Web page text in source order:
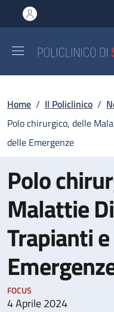
al contenuto principale
to footer content
Briciole di
Home / Il Policlinico /
Polo chirurgico, delle
delle Emergenze
Polo
Malattie
Trapianti
FOCUS
4 Aprile 2024